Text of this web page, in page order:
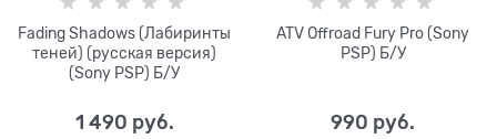
Fading Shadows (Лабиринты
теней) (русская версия)
(Sony PSP) Б/У
1 490 руб.
ATV Offroad Fury Pro (Sony
PSP) Б/У
990 руб.